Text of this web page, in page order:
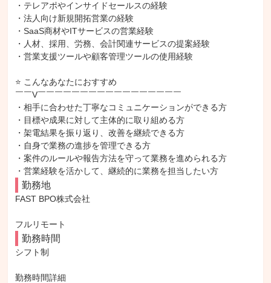
・テレアポやインサイドセールスの経験
・法人向け新規開拓営業の経験
・SaaS商材やITサービスの営業経験
・人材、採用、労務、会計関連サービスの提案経験
・営業支援ツールや顧客管理ツールの使用経験
⭐ こんなあなたにおすすめ
￣￣V￣￣￣￣￣￣￣￣￣￣￣￣￣￣￣￣￣
・相手に合わせた丁寧なコミュニケーションができる方
・目標や成果に対して主体的に取り組める方
・架電結果を振り返り、改善を継続できる方
・自身で業務の進捗を管理できる方
・案件のルールや報告方法を守って業務を進められる方
・営業経験を活かして、継続的に業務を担当したい方
勤務地
FAST BPO株式会社
フルリモート
勤務時間
シフト制
勤務時間詳細